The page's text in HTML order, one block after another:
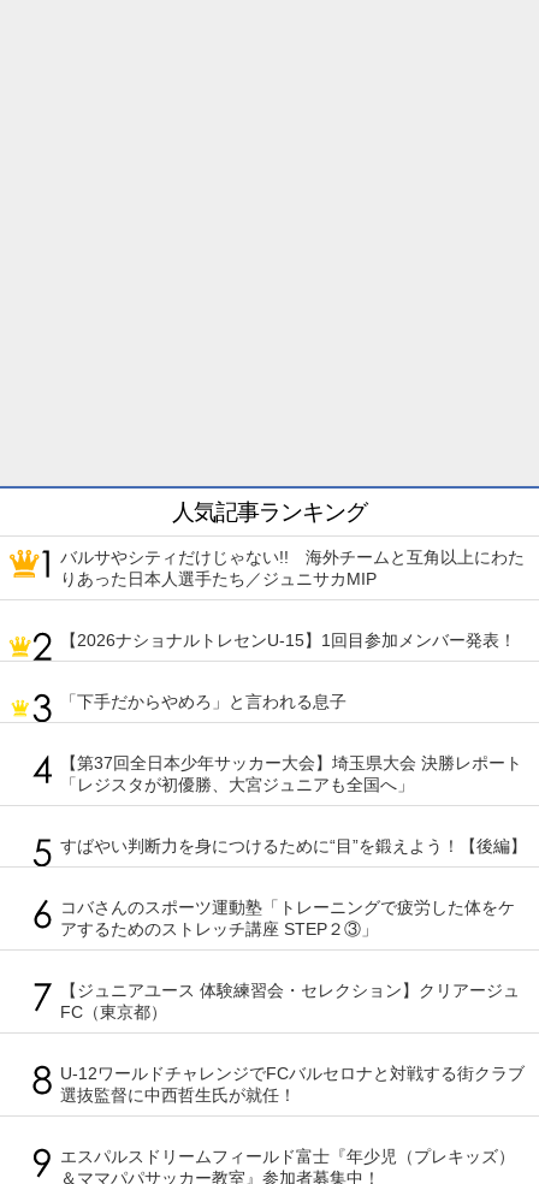
人気記事ランキング
バルサやシティだけじゃない!! 海外チームと互角以上にわた
りあった日本人選手たち／ジュニサカMIP
【2026ナショナルトレセンU-15】1回目参加メンバー発表！
「下手だからやめろ」と言われる息子
【第37回全日本少年サッカー大会】埼玉県大会 決勝レポート
「レジスタが初優勝、大宮ジュニアも全国へ」
すばやい判断力を身につけるために“目”を鍛えよう！【後編】
コバさんのスポーツ運動塾「トレーニングで疲労した体をケ
アするためのストレッチ講座 STEP２③」
【ジュニアユース 体験練習会・セレクション】クリアージュ
FC（東京都）
U-12ワールドチャレンジでFCバルセロナと対戦する街クラブ
選抜監督に中西哲生氏が就任！
エスパルスドリームフィールド富士『年少児（プレキッズ）
＆ママパパサッカー教室』参加者募集中！